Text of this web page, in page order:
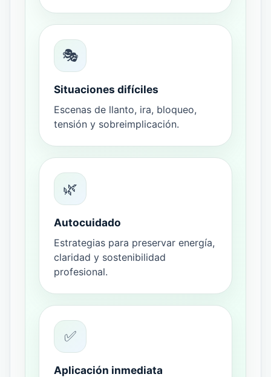
🎭
Situaciones difíciles
Escenas de llanto, ira, bloqueo,
tensión y sobreimplicación.
🌿
Autocuidado
Estrategias para preservar energía,
claridad y sostenibilidad
profesional.
✅
Aplicación inmediata